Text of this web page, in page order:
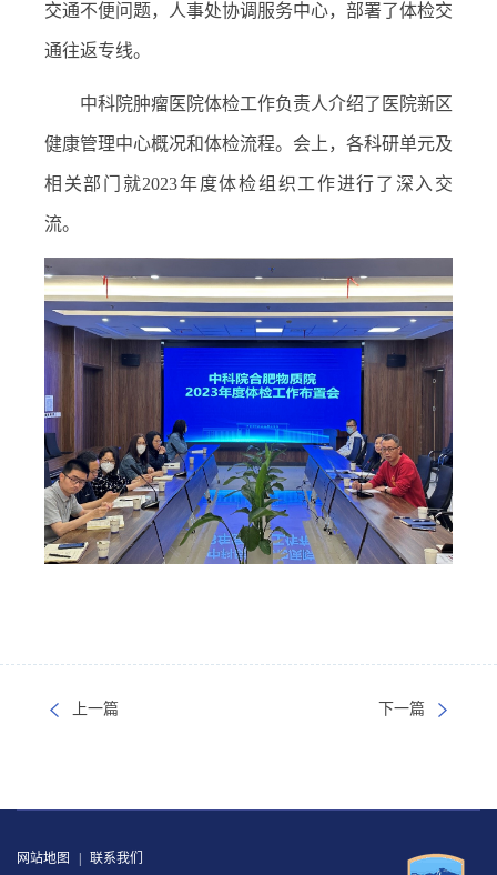
交通不便问题，人事处协调服务中心，部署了体检交
通往返专线。
中科院肿瘤医院体检工作负责人介绍了医院新区
健康管理中心概况和体检流程。会上，各科研单元及
相关部门就2023年度体检组织工作进行了深入交
流。
上一篇 下一篇
网站地图 | 联系我们